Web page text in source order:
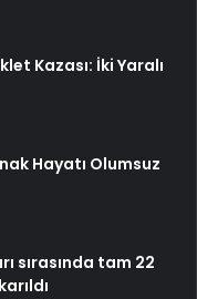
Kazası: İki Yaralı
Hayatı Olumsuz
sırasında tam 22